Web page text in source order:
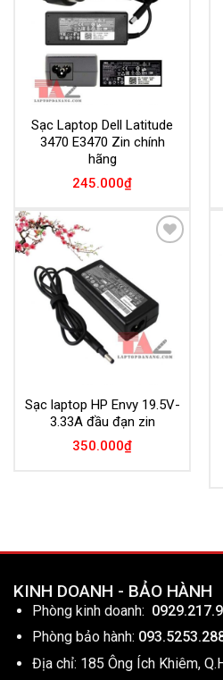
Sạc Laptop Dell Latitude
3470 E3470 Zin chính
hãng
245.000₫
Sạc laptop HP Envy 19.5V-
3.33A đầu đạn zin
350.000₫
KINH DOANH - BẢO HÀNH
Phòng kinh doanh:
Phòng bảo hành:
Địa chỉ: 185 Ông Ích Khiêm,